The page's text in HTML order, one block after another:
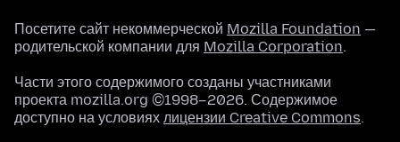
Посетите сайт некоммерческой Mozilla Foundation —
родительской компании для Mozilla Corporation.
Части этого содержимого созданы участниками
проекта mozilla.org ©1998–2026. Содержимое
доступно на условиях лицензии Creative Commons.